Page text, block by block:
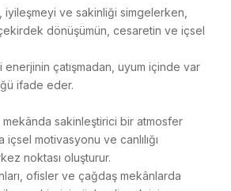
dönüşümün, cesaretin ve içsel
ifade eder.
içsel motivasyonu ve canlılığı
noktası oluşturur.